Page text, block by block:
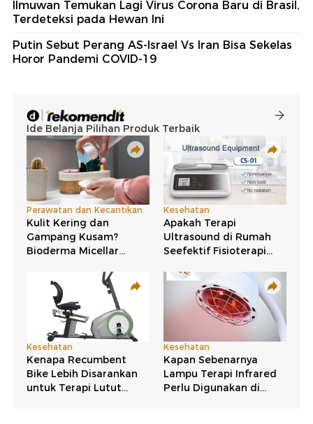
Ilmuwan Temukan Lagi Virus Corona Baru di Brasil,
Terdeteksi pada Hewan Ini
Putin Sebut Perang AS-Israel Vs Iran Bisa Sekelas
Horor Pandemi COVID-19